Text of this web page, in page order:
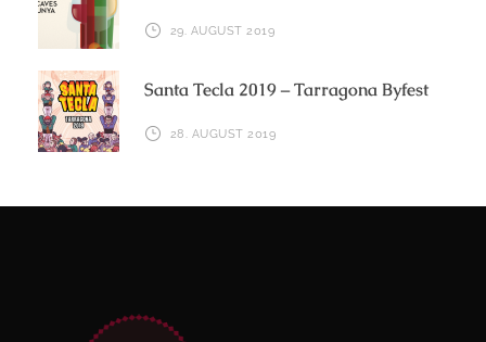
29. AUGUST 2019
Santa Tecla 2019 – Tarragona Byfest
28. AUGUST 2019